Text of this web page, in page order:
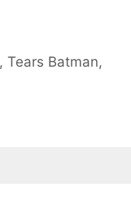
,Tears Batman,